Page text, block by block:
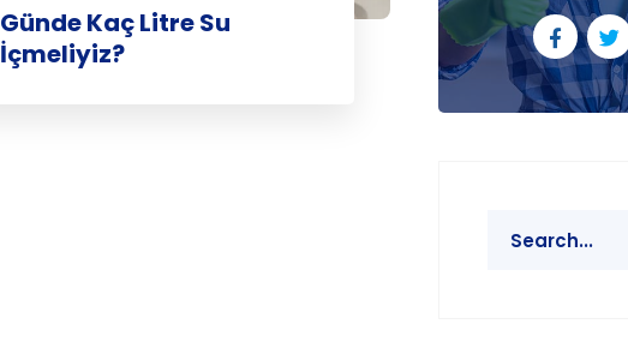
Günde Kaç Litre Su
İçmeliyiz?